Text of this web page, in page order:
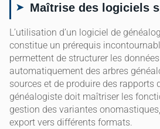
Maîtrise des logiciels
L’utilisation d’un logiciel de
constitue un prérequis
permettent de structurer les
automatiquement des arbres
sources et de produire des rapports
généalogiste doit maîtriser les
gestion des variantes
export vers différents formats.